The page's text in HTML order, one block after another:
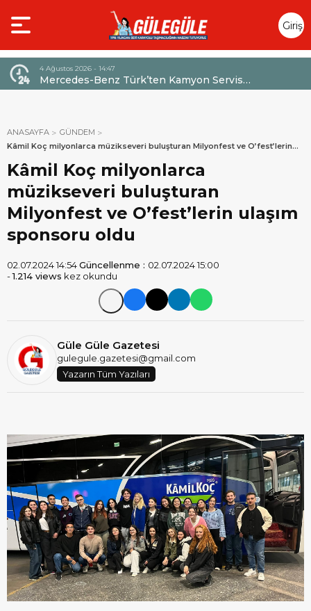
Giriş
Yap
4 Ağustos 2026 - 14:47
Mercedes-Benz Türk’ten Kamyon Servis
Sözleşmelerinde 36 Aya Varan Taksit İmkânı
ANASAYFA
GÜNDEM
Kâmil Koç milyonlarca müzikseveri buluşturan Milyonfest ve O’fest’lerin
ulaşım sponsoru oldu
Kâmil Koç milyonlarca
müzikseveri buluşturan
Milyonfest ve O’fest’lerin ulaşım
sponsoru oldu
02.07.2024 14:54Güncellenme : 02.07.2024 15:00
-1.214 views kez okundu
Güle Güle Gazetesi
gulegule.gazetesi@gmail.com
Yazarın Tüm Yazıları